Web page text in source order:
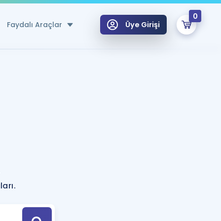
Faydalı Araçlar
Hesaplama Aracı
için Öneriler
Tek Takvimde
Üye Girişi
0
Hoca ile seni sınava hazırlayacak onlarca eğitim seni bekliyor!